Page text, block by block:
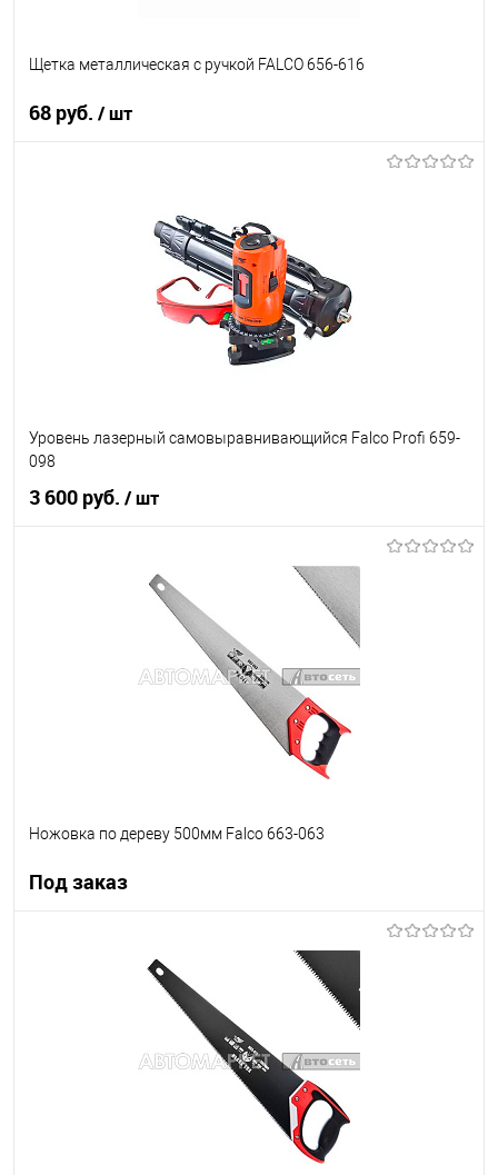
Щетка металлическая с ручкой FALCO 656-616
68 руб. / шт
Уровень лазерный самовыравнивающийся Falco Profi 659-
098
3 600 руб. / шт
В корзину
В наличии
Ножовка по дереву 500мм Falco 663-063
Под заказ
Под заказ
Недоступно